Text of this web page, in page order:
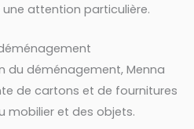
attention particulière.
du déménagement, Menna
de cartons et de fournitures
mobilier et des objets.